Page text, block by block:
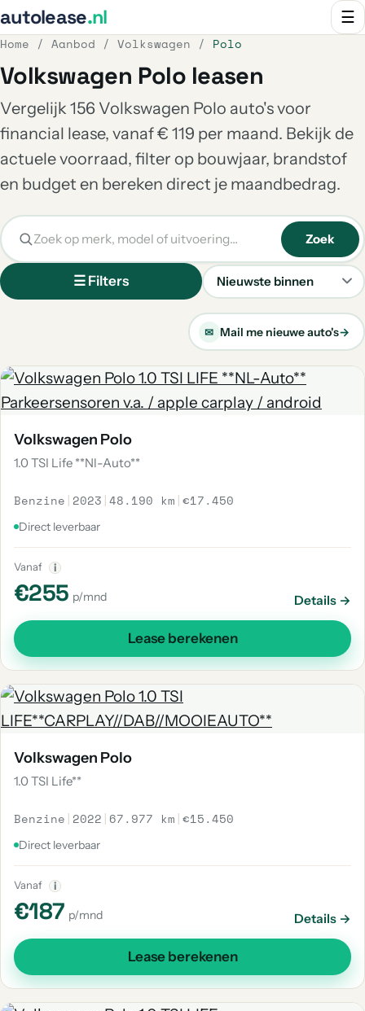
autolease.nl ☰
Home / Aanbod / Volkswagen / Polo
Volkswagen Polo leasen
Vergelijk 156 Volkswagen Polo auto's voor
financial lease, vanaf € 119 per maand. Bekijk de
actuele voorraad, filter op bouwjaar, brandstof
en budget en bereken direct je maandbedrag.
☰ Filters
Sorteren
Zoek
✉ Mail me nieuwe auto's→
Volkswagen Polo
1.0 TSI Life **Nl-Auto**
Benzine | 2023 |48.190 km |€17.450
Direct leverbaar
Vanaf i
€255 p/mnd Details →
Lease berekenen
Volkswagen Polo
1.0 TSI Life**
Benzine | 2022 | 67.977 km |€15.450
Direct leverbaar
Vanaf i
€187 p/mnd Details →
Lease berekenen